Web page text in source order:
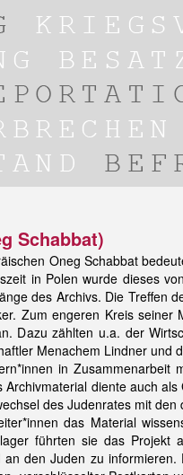
Schabbat)
Oneg Schabbat
in Polen wurde dieses
des Archivs. Die Treffen
Zum engeren Kreis
Dazu zählten u.a. der
Menachem Lindner und
in
diente auch
des Judenrates mit
das Material
führten sie das
an den Juden zu